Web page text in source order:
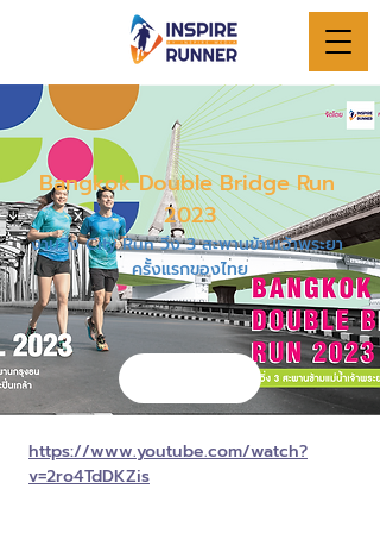
Bangkok Double Bridge Run
2023
งานวิ่ง City Run วิ่ง 3 สะพานข้ามเจ้าพระยา
ครั้งแรกของไทย
https://www.youtube.com/watch?
v=2ro4TdDKZis